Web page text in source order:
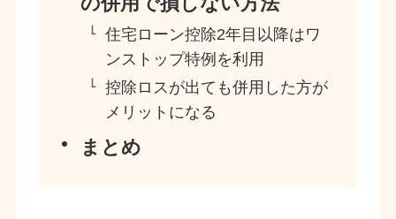
住宅ローン控除2年目以降はワ
ンストップ特例を利用
控除ロスが出ても併用した方が
メリットになる
まとめ